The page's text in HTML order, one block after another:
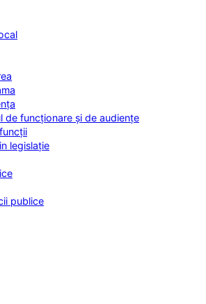
de funcționare și de audiențe
legislație
publice